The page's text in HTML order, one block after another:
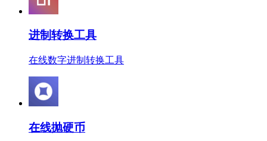
进制转换工具
在线数字进制转换工具
在线抛硬币